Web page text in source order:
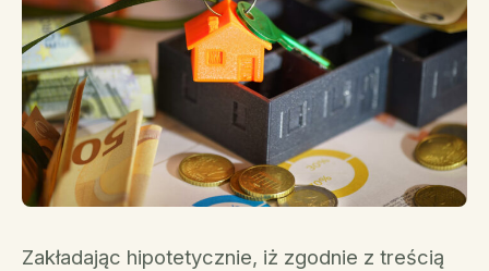
Zakładając hipotetycznie, iż zgodnie z treścią